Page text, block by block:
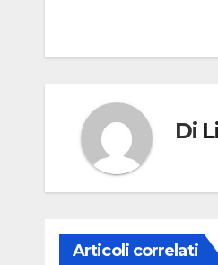
Di
Articoli correlati